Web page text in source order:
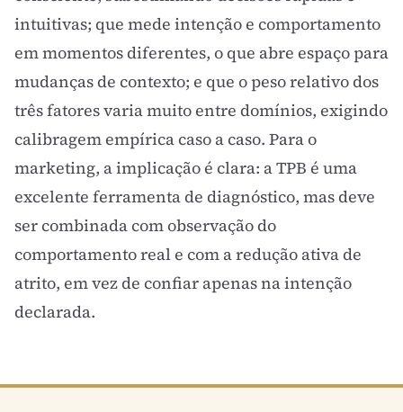
intuitivas; que mede intenção e comportamento
em momentos diferentes, o que abre espaço para
mudanças de contexto; e que o peso relativo dos
três fatores varia muito entre domínios, exigindo
calibragem empírica caso a caso. Para o
marketing, a implicação é clara: a TPB é uma
excelente ferramenta de diagnóstico, mas deve
ser combinada com observação do
comportamento real e com a redução ativa de
atrito, em vez de confiar apenas na intenção
declarada.